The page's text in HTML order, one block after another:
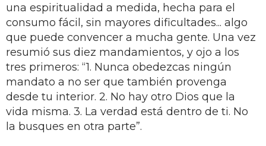
una espiritualidad a medida, hecha para el
consumo fácil, sin mayores dificultades... algo
que puede convencer a mucha gente. Una vez
resumió sus diez mandamientos, y ojo a los
tres primeros: “1. Nunca obedezcas ningún
mandato a no ser que también provenga
desde tu interior. 2. No hay otro Dios que la
vida misma. 3. La verdad está dentro de ti. No
la busques en otra parte”.